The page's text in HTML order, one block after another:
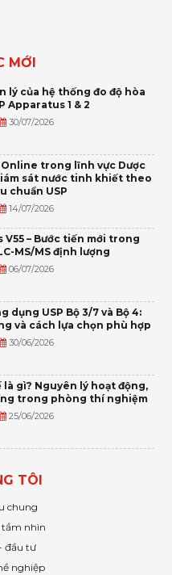
MỚI
lý của hệ thống đo độ hòa
Apparatus 1 & 2
30/07/2026
Online trong lĩnh vực Dược
sát nước tinh khiết theo
chuẩn USP
14/07/2026
V55 – Bước tiến mới trong
MS/MS định lượng
06/07/2026
dụng USP Bộ 3/7 và Bộ 4:
và cách lựa chọn phù hợp
30/06/2026
là gì? Nguyên lý hoạt động,
trong phòng thí nghiệm
25/06/2026
TÔI
chung
tầm nhìn
đầu tư
nghiệp